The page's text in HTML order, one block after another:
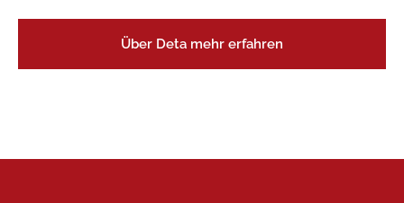
Über Deta mehr erfahren